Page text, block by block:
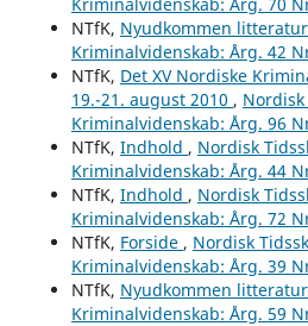
NTfK, Nyudkommen litteratur
Kriminalvidenskab: Årg. 42
NTfK, Det XV Nordiske
19.-21. august 2010 ,
Kriminalvidenskab: Årg. 96
NTfK, Indhold , Nordisk
Kriminalvidenskab: Årg. 44
NTfK, Indhold , Nordisk
Kriminalvidenskab: Årg. 72
NTfK, Forside , Nordisk
Kriminalvidenskab: Årg. 39
NTfK, Nyudkommen litteratur
Kriminalvidenskab: Årg. 59